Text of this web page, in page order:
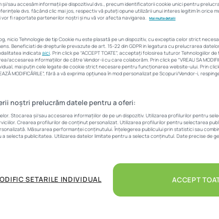
semnificativ
Corina Vârlan 31 ianuarie 2024 3 Min
a adus o revenire a numărului de tranzacții imobiliare
va evolua piața de creditare în 2024.
și/sau accesăm informații pe dispozitivul dvs., precum identificatorii cookie unici pentru
dvs. făcând clic mai jos, respectiv vă puteți opune utilizării unui interes legitim în orice
fi raportate partenerilor noștri și nu vă vor afecta navigarea. Mai multe detalii
nicio Tehnologie de tip Cookie nu este plasată pe un dispozitiv, cu exceptia celor strict
Beneficiati de drepturile prevazute de art. 15-22 din GDPR in legatura cu prelucrarea
indicata aici. Prin click pe “ACCEPT TOATE”, acceptați folosirea tuturor Tehnologiilor
accesarea informațiilor de către Vendor-ii cu care colaborăm. Prin click pe “VREAU SA MODIFIC
mai puțin cele legate de cookie strict necesare pentru funcționarea website-ului. Prin click pe
MODIFICĂRILE”, fără a vă exprima opțiunea în mod personalizat pe Scopuri/Vendor-i,
noștri prelucrăm datele pentru a oferi:
Stocarea și/sau accesarea informațiilor de pe un dispozitiv. Utilizarea profilurilor pentru
Crearea profilurilor de conținut personalizat. Utilizarea profilurilor pentru selectarea
Măsurarea performanței conținutului. Înțelegerea publicului prin statistici sau
a selecta publicitatea. Utilizarea datelor limitate pentru a selecta conținutul. Date precise de
SETARILE INDIVIDUAL ACCEPT